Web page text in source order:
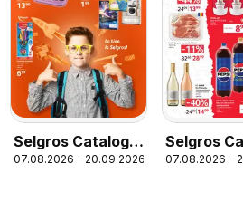
Selgros Catalog
Şcoala
07.08.2026 - 20.09.2026
Selgros
07.08.2026 -